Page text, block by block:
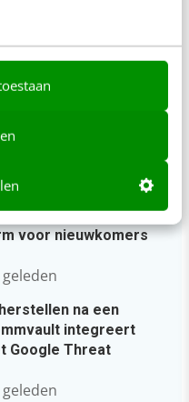
Greenberry
voor nieuwkomers
na een
integreert
Google Threat